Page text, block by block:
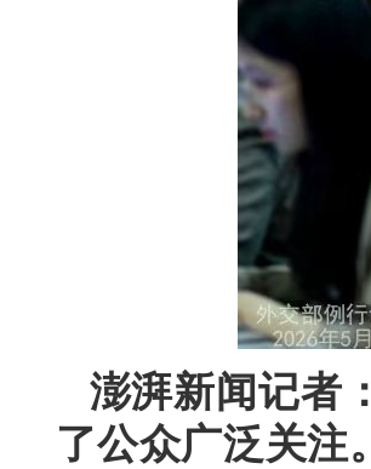
澎湃新闻记者
了公众广泛关注